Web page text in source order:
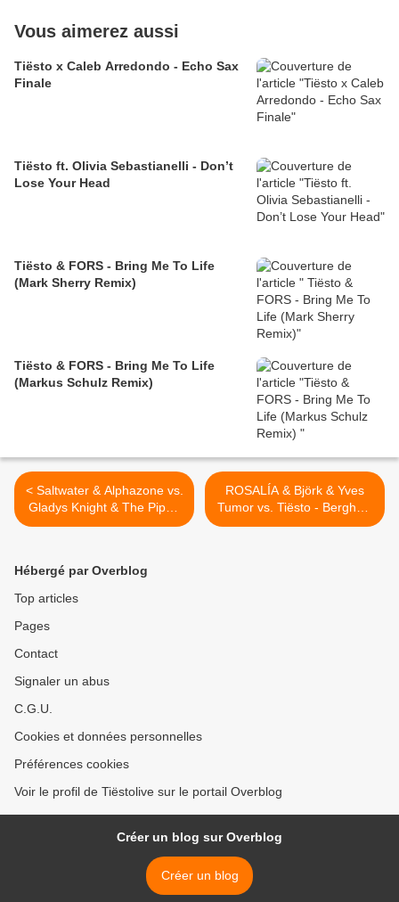
Vous aimerez aussi
Tiësto x Caleb Arredondo - Echo Sax
Finale
Tiësto ft. Olivia Sebastianelli - Don’t
Lose Your Head
Tiësto & FORS - Bring Me To Life
(Mark Sherry Remix)
Tiësto & FORS - Bring Me To Life
(Markus Schulz Remix)
< Saltwater & Alphazone vs.
Gladys Knight & The Pips -
The Legacy vs. The Way
ROSALÍA & Björk & Yves
Tumor vs. Tiësto - Berghain
vs. Traffic (Tiësto Mashup)
Hébergé par Overblog
Top articles
Pages
Contact
Signaler un abus
C.G.U.
Cookies et données personnelles
Préférences cookies
Voir le profil de Tiëstolive sur le portail Overblog
Créer un blog sur Overblog
Créer un blog